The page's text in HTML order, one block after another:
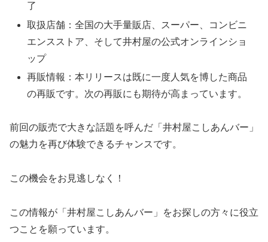
了
取扱店舗：全国の大手量販店、スーパー、コンビニ
エンスストア、そして井村屋の公式オンラインショ
ップ
再販情報：本リリースは既に一度人気を博した商品
の再販です。次の再販にも期待が高まっています。
前回の販売で大きな話題を呼んだ「井村屋こしあんバー」
の魅力を再び体験できるチャンスです。
この機会をお見逃しなく！
この情報が「井村屋こしあんバー」をお探しの方々に役立
つことを願っています。